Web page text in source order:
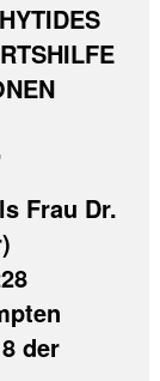
Frau Dr.
der